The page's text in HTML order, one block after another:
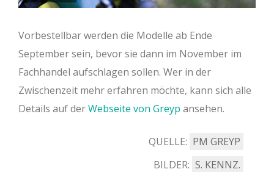
Vorbestellbar werden die Modelle ab Ende
September sein, bevor sie dann im November im
Fachhandel aufschlagen sollen. Wer in der
Zwischenzeit mehr erfahren möchte, kann sich alle
Details auf derWebseite von Greyp ansehen.
QUELLE: PM GREYP
BILDER: S. KENNZ.